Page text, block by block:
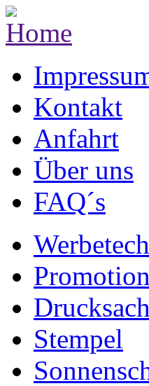
Kontakt
Anfahrt
Über uns
FAQ´s
Stempel